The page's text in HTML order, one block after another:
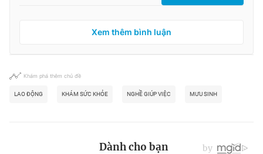
Xem thêm bình luận
Khám phá thêm chủ đề
LAO ĐỘNG KHÁM SỨC KHỎE NGHỀ GIÚP VIỆC MƯU SINH